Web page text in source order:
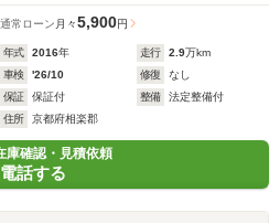
通常ローン 月々5,900円
年式 2016年 走行 2.9万km
車検
'26/10 修復
なし
保証
保証付 整備
法定整備付
住所
京都府相楽郡
庫確認・見積依頼
電話する